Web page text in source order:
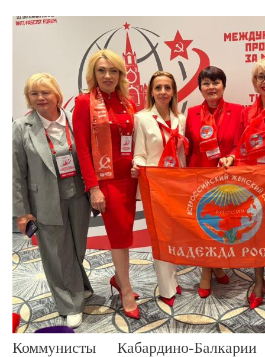
Коммунисты Кабардино-